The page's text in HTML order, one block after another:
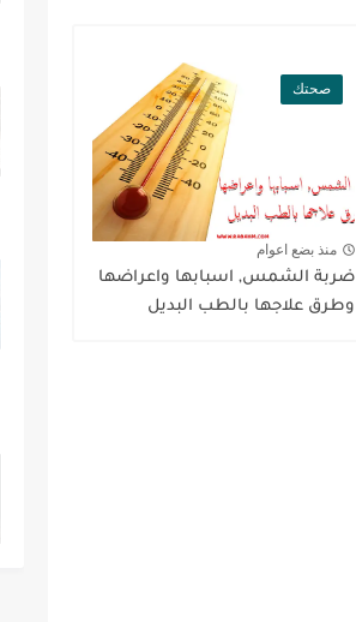
صحتك
منذ بضع اعوام
ضربة الشمس, اسبابها واعراضها
وطرق علاجها بالطب البديل